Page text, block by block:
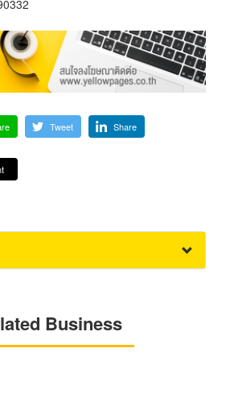
Tweet Share
Business